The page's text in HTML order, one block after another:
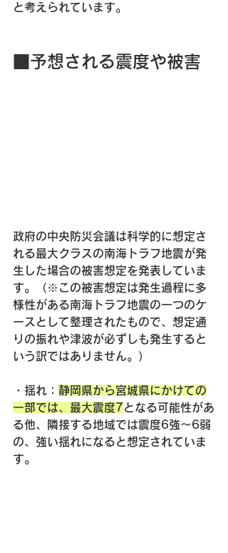
と考えられています。
■予想される震度や被害
政府の中央防災会議は科学的に想定さ
れる最大クラスの南海トラフ地震が発
生した場合の被害想定を発表していま
す。（※この被害想定は発生過程に多
様性がある南海トラフ地震の一つのケ
ースとして整理されたもので、想定通
りの振れや津波が必ずしも発生すると
いう訳ではありません。）
・ 揺れ ： 静岡県から宮城県にかけての
一部では、最大震度7となる可能性があ
る他、隣接する地域では震度6強～6弱
の、強い揺れになると想定されていま
す。